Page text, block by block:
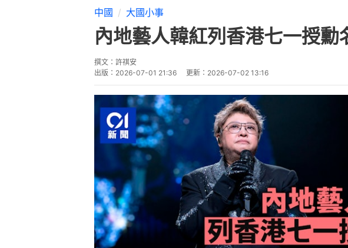
中國 大國小事
內地藝人韓紅列香港七一授
撰文： 許祺安
出版： 2026-07-01 21:36 更新： 2026-07-02 13:16